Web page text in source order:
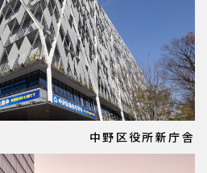
中野区役所新庁舎